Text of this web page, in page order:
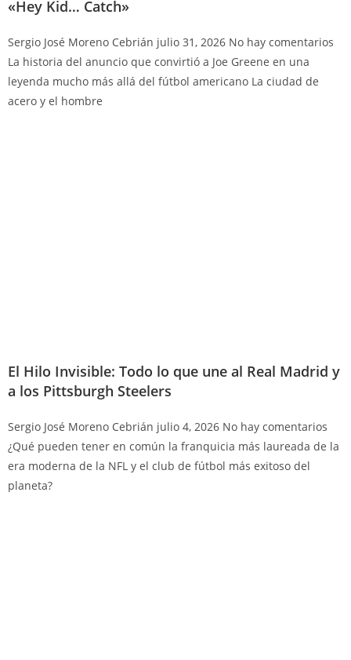
«Hey Kid… Catch»
Sergio José Moreno Cebrián julio 31, 2026 No hay comentarios
La historia del anuncio que convirtió a Joe Greene en una
leyenda mucho más allá del fútbol americano La ciudad de
acero y el hombre
El Hilo Invisible: Todo lo que une al Real Madrid y
a los Pittsburgh Steelers
Sergio José Moreno Cebrián julio 4, 2026 No hay comentarios
¿Qué pueden tener en común la franquicia más laureada de la
era moderna de la NFL y el club de fútbol más exitoso del
planeta?